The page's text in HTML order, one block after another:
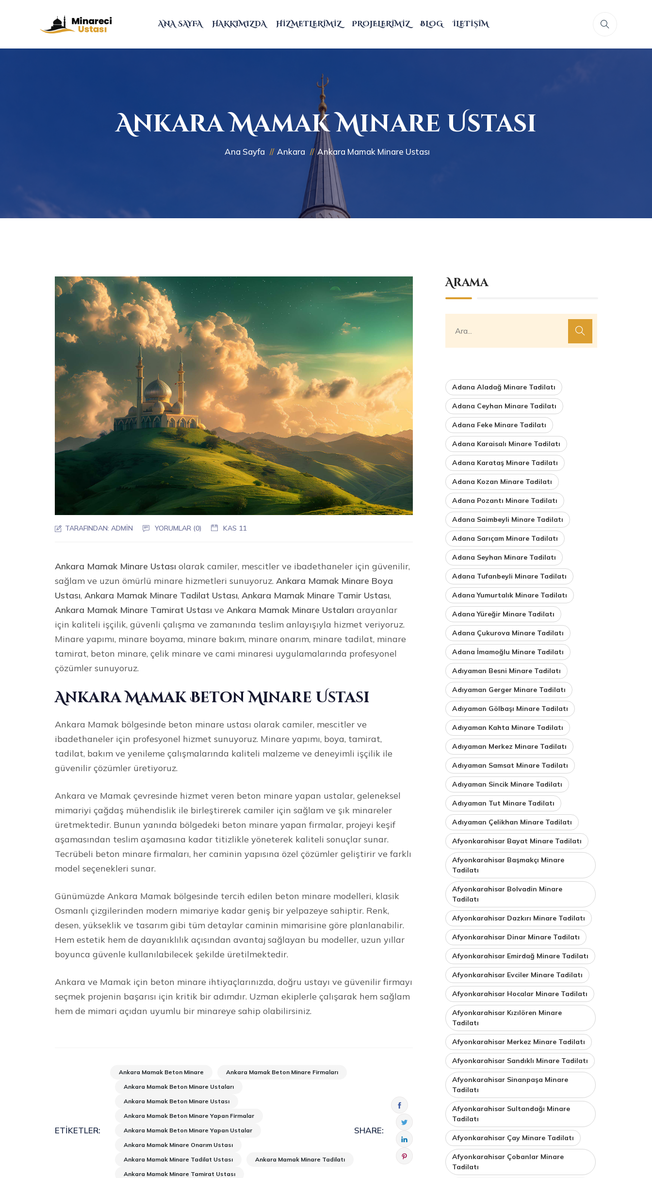
ANA SAYFA HAKKIMIZDA HIZMETLERIMIZ PROJELERIMIZ BLOG İLETIŞIM
Ankara Mamak Minare Ustası
Ana Sayfa Ankara Ankara Mamak Minare Ustası
TARAFINDAN:ADMIN YORUMLAR (0) KAS 11
Ankara Mamak Minare Ustası olarak camiler, mescitler ve ibadethaneler için güvenilir,
sağlam ve uzun ömürlü minare hizmetleri sunuyoruz.Ankara Mamak Minare Boya
Ustası,Ankara Mamak Minare Tadilat Ustası,Ankara Mamak Minare Tamir Ustası,
Ankara Mamak Minare Tamirat Ustası veAnkara Mamak Minare Ustaları arayanlar
için kaliteli işçilik, güvenli çalışma ve zamanında teslim anlayışıyla hizmet veriyoruz.
Minare yapımı, minare boyama, minare bakım, minare onarım, minare tadilat, minare
tamirat, beton minare, çelik minare ve cami minaresi uygulamalarında profesyonel
çözümler sunuyoruz.
Ankara Mamak Beton Minare Ustası
Ankara Mamak bölgesinde beton minare ustası olarak camiler, mescitler ve
ibadethaneler için profesyonel hizmet sunuyoruz. Minare yapımı, boya, tamirat,
tadilat, bakım ve yenileme çalışmalarında kaliteli malzeme ve deneyimli işçilik ile
güvenilir çözümler üretiyoruz.
Ankara ve Mamak çevresinde hizmet veren beton minare yapan ustalar, geleneksel
mimariyi çağdaş mühendislik ile birleştirerek camiler için sağlam ve şık minareler
üretmektedir. Bunun yanında bölgedeki beton minare yapan firmalar, projeyi keşif
aşamasından teslim aşamasına kadar titizlikle yöneterek kaliteli sonuçlar sunar.
Tecrübeli beton minare firmaları, her caminin yapısına özel çözümler geliştirir ve farklı
model seçenekleri sunar.
Günümüzde Ankara Mamak bölgesinde tercih edilen beton minare modelleri, klasik
Osmanlı çizgilerinden modern mimariye kadar geniş bir yelpazeye sahiptir. Renk,
desen, yükseklik ve tasarım gibi tüm detaylar caminin mimarisine göre planlanabilir.
Hem estetik hem de dayanıklılık açısından avantaj sağlayan bu modeller, uzun yıllar
boyunca güvenle kullanılabilecek şekilde üretilmektedir.
Ankara ve Mamak için beton minare ihtiyaçlarınızda, doğru ustayı ve güvenilir firmayı
seçmek projenin başarısı için kritik bir adımdır. Uzman ekiplerle çalışarak hem sağlam
hem de mimari açıdan uyumlu bir minareye sahip olabilirsiniz.
ETIKETLER:
Ankara Mamak Beton Minare
Ankara Mamak Beton Minare Firmaları
Ankara Mamak Beton Minare Ustaları
Ankara Mamak Beton Minare Ustası
Ankara Mamak Beton Minare Yapan Firmalar
Ankara Mamak Beton Minare Yapan Ustalar
Ankara Mamak Minare Onarım Ustası
Ankara Mamak Minare Tadilat Ustası
Ankara Mamak Minare Tadilatı
Ankara Mamak Minare Tamirat Ustası
SHARE:
Arama
Adana Aladağ Minare Tadilatı
Adana Ceyhan Minare Tadilatı
Adana Feke Minare Tadilatı
Adana Karaisalı Minare Tadilatı
Adana Karataş Minare Tadilatı
Adana Kozan Minare Tadilatı
Adana Pozantı Minare Tadilatı
Adana Saimbeyli Minare Tadilatı
Adana Sarıçam Minare Tadilatı
Adana Seyhan Minare Tadilatı
Adana Tufanbeyli Minare Tadilatı
Adana Yumurtalık Minare Tadilatı
Adana Yüreğir Minare Tadilatı
Adana Çukurova Minare Tadilatı
Adana İmamoğlu Minare Tadilatı
Adıyaman Besni Minare Tadilatı
Adıyaman Gerger Minare Tadilatı
Adıyaman Gölbaşı Minare Tadilatı
Adıyaman Kahta Minare Tadilatı
Adıyaman Merkez Minare Tadilatı
Adıyaman Samsat Minare Tadilatı
Adıyaman Sincik Minare Tadilatı
Adıyaman Tut Minare Tadilatı
Adıyaman Çelikhan Minare Tadilatı
Afyonkarahisar Bayat Minare Tadilatı
Afyonkarahisar Başmakçı Minare
Tadilatı
Afyonkarahisar Bolvadin Minare
Tadilatı
Afyonkarahisar Dazkırı Minare Tadilatı
Afyonkarahisar Dinar Minare Tadilatı
Afyonkarahisar Emirdağ Minare Tadilatı
Afyonkarahisar Evciler Minare Tadilatı
Afyonkarahisar Hocalar Minare Tadilatı
Afyonkarahisar Kızılören Minare
Tadilatı
Afyonkarahisar Merkez Minare Tadilatı
Afyonkarahisar Sandıklı Minare Tadilatı
Afyonkarahisar Sinanpaşa Minare
Tadilatı
Afyonkarahisar Sultandağı Minare
Tadilatı
Afyonkarahisar Çay Minare Tadilatı
Afyonkarahisar Çobanlar Minare
Tadilatı